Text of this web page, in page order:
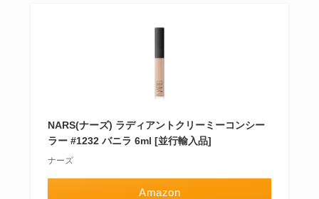
NARS(ナーズ) ラディアントクリーミーコンシー
ラー #1232 バニラ 6ml [並行輸入品]
ナーズ
Amazon